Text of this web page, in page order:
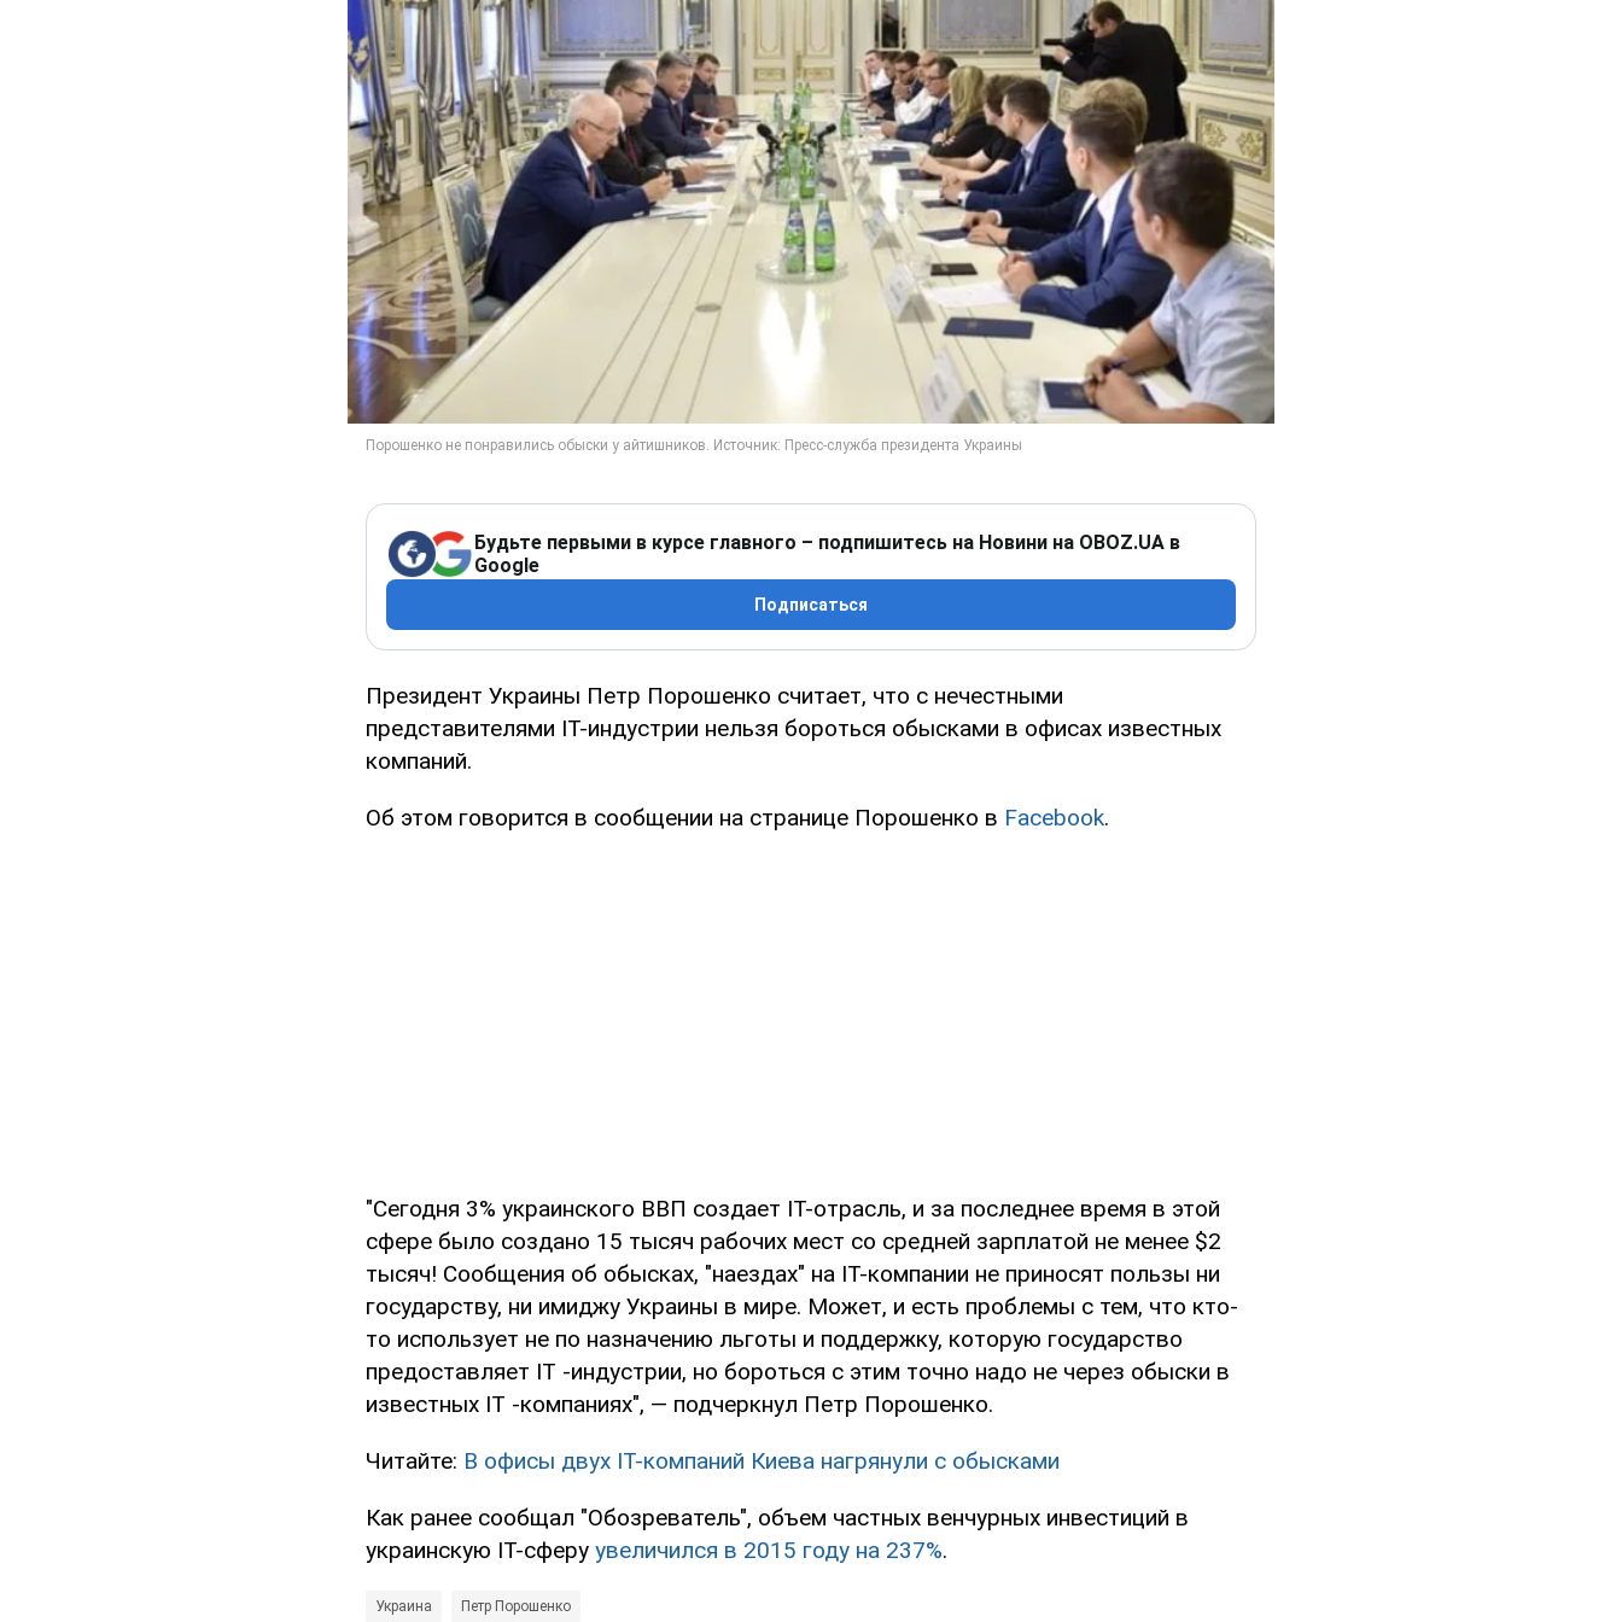
Будьте первыми в курсе главного – подпишитесь на Новини на OBOZ.UA в
Google
Подписаться
Президент Украины Петр Порошенко считает, что с нечестными
представителями IT-индустрии нельзя бороться обысками в офисах известных
компаний.
Об этом говорится в сообщении на странице Порошенко в Facebook.
"Сегодня 3% украинского ВВП создает IT-отрасль, и за последнее время в этой
сфере было создано 15 тысяч рабочих мест со средней зарплатой не менее $2
тысяч! Сообщения об обысках, "наездах" на IТ-компании не приносят пользы ни
государству, ни имиджу Украины в мире. Может, и есть проблемы с тем, что кто-
то использует не по назначению льготы и поддержку, которую государство
предоставляет IT -индустрии, но бороться с этим точно надо не через обыски в
известных IT -компаниях", — подчеркнул Петр Порошенко.
Читайте: В офисы двух IT-компаний Киева нагрянули с обысками
Как ранее сообщал "Обозреватель", объем частных венчурных инвестиций в
украинскую IT-сферу увеличился в 2015 году на 237%.
Украина Петр Порошенко